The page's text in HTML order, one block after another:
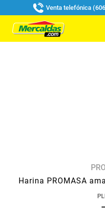
Venta telefónica
Harina PROMASA